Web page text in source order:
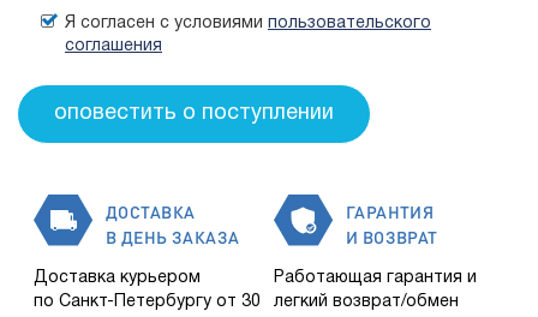
Я согласен с условиями пользовательского
соглашения
ДОСТАВКА
В ДЕНЬ ЗАКАЗА
Доставка курьером
по Санкт-Петербургу от 30
ГАРАНТИЯ
И ВОЗВРАТ
Работающая гарантия и
легкий возврат/обмен